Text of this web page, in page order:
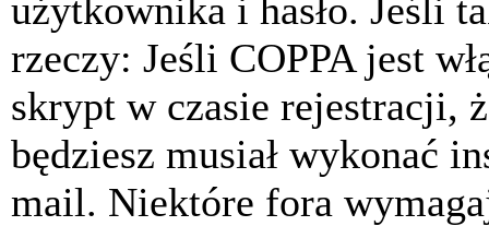
użytkownika i hasło. Jeśli
rzeczy: Jeśli COPPA jest
skrypt w czasie rejestracji,
będziesz musiał wykonać
mail. Niektóre fora